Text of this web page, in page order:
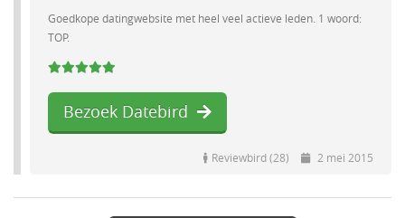
Goedkope datingwebsite met heel veel actieve leden. 1 woord:
TOP.
Bezoek Datebird
Reviewbird (28) 2 mei 2015